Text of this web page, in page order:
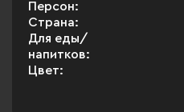
Персон:
Страна:
Для еды/
напитков:
Цвет: